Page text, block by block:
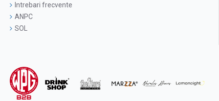
Intrebari frecvente
ANPC
SOL